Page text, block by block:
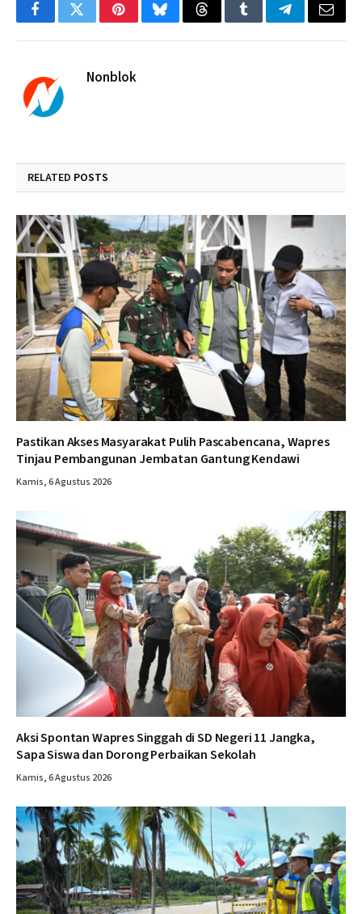
FacebookTwitterPinterestBlueskyThreadsTumblrTelegramEmail
Nonblok
RELATED POSTS
Pastikan Akses Masyarakat Pulih Pascabencana, Wapres
Tinjau Pembangunan Jembatan Gantung Kendawi
Kamis, 6 Agustus 2026
Aksi Spontan Wapres Singgah di SD Negeri 11 Jangka,
Sapa Siswa dan Dorong Perbaikan Sekolah
Kamis, 6 Agustus 2026